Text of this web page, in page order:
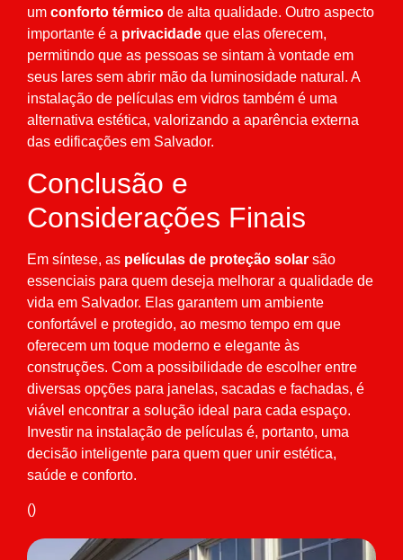
um conforto térmico de alta qualidade. Outro aspecto
importante é a privacidade que elas oferecem,
permitindo que as pessoas se sintam à vontade em
seus lares sem abrir mão da luminosidade natural. A
instalação de películas em vidros também é uma
alternativa estética, valorizando a aparência externa
das edificações em Salvador.
Conclusão e
Considerações Finais
Em síntese, as películas de proteção solar são
essenciais para quem deseja melhorar a qualidade de
vida em Salvador. Elas garantem um ambiente
confortável e protegido, ao mesmo tempo em que
oferecem um toque moderno e elegante às
construções. Com a possibilidade de escolher entre
diversas opções para janelas, sacadas e fachadas, é
viável encontrar a solução ideal para cada espaço.
Investir na instalação de películas é, portanto, uma
decisão inteligente para quem quer unir estética,
saúde e conforto.
()